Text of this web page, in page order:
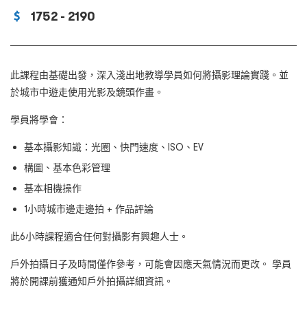
1752 - 2190
此課程由基礎出發，深入淺出地教導學員如何將攝影理論實踐。並
於城市中遊走使用光影及鏡頭作畫。
學員將學會：
基本攝影知識：光圈、快門速度、ISO、EV
構圖、基本色彩管理
基本相機操作
1小時城市邊走邊拍 + 作品評論
此6小時課程適合任何對攝影有興趣人士。
戶外拍攝日子及時間僅作參考，可能會因應天氣情況而更改。 學員
將於開課前獲通知戶外拍攝詳細資訊。